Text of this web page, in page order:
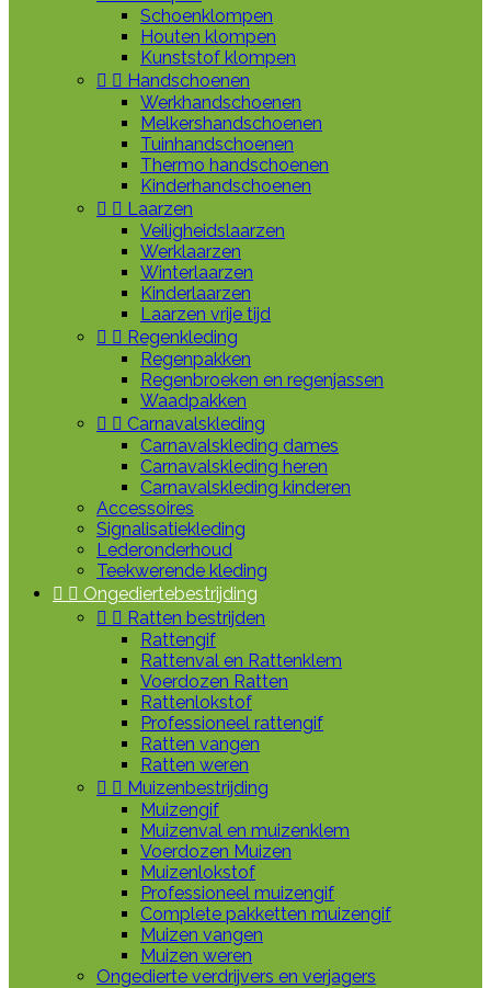
Schoenklompen
Houten klompen
Kunststof klompen
  Handschoenen
Werkhandschoenen
Melkershandschoenen
Tuinhandschoenen
Thermo handschoenen
Kinderhandschoenen
  Laarzen
Veiligheidslaarzen
Werklaarzen
Winterlaarzen
Kinderlaarzen
Laarzen vrije tijd
  Regenkleding
Regenpakken
Regenbroeken en regenjassen
Waadpakken
  Carnavalskleding
Carnavalskleding dames
Carnavalskleding heren
Carnavalskleding kinderen
Accessoires
Signalisatiekleding
Lederonderhoud
Teekwerende kleding
  Ongediertebestrijding
  Ratten bestrijden
Rattengif
Rattenval en Rattenklem
Voerdozen Ratten
Rattenlokstof
Professioneel rattengif
Ratten vangen
Ratten weren
  Muizenbestrijding
Muizengif
Muizenval en muizenklem
Voerdozen Muizen
Muizenlokstof
Professioneel muizengif
Complete pakketten muizengif
Muizen vangen
Muizen weren
Ongedierte verdrijvers en verjagers